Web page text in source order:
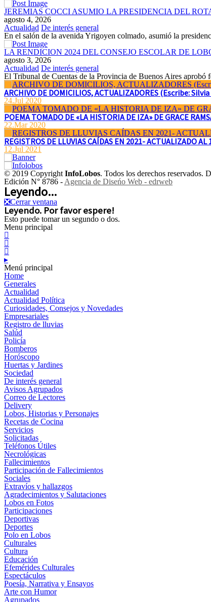
JEREMIAS COCCI ASUMIO LA PRESIDENCIA DEL
agosto 4, 2026
Actualidad De interés general
En el salón de la avenida Yrigoyen colmado, asumió la
LA RENDICION 2024 DEL CONSEJO ESCOLAR DE
agosto 3, 2026
Actualidad De interés general
El Tribunal de Cuentas de la Provincia de Buenos Aires
ARCHIVO DE DOMICILIOS, ACTUALIZADORES (Escribe:
24.Jul 2020
POEMA TOMADO DE «LA HISTORIA DE IZA» DE GRACE
22.Mar 2020
REGISTROS DE LLUVIAS CAÍDAS EN 2021- ACTUALIZADO AL
12.Jul 2021
© 2019 Copyright InfoLobos. Todos los derechos
Edición N° 8786 - Agencia de Diseńo Web - edrweb
Leyendo...
❎Cerrar ventana
Leyendo. Por favor espere!
Esto puede tomar un segundo o dos.
Menu principal



▸
Menú principal
Home
Generales
Actualidad
Actualidad Política
Curiosidades, Consejos y Novedades
Empresariales
Registro de lluvias
Salúd
Policía
Bomberos
Horóscopo
Huertas y Jardines
Sociedad
De interés general
Avisos Agrupados
Correo de Lectores
Delivery
Lobos, Historias y Personajes
Recetas de Cocina
Servicios
Solicitadas
Teléfonos Útiles
Necrológicas
Fallecimientos
Participación de Fallecimientos
Sociales
Extravíos y hallazgos
Agradecimientos y Salutaciones
Lobos en Fotos
Participaciones
Deportivas
Deportes
Polo en Lobos
Culturales
Cultura
Educación
Efemérides Culturales
Espectáculos
Poesía, Narrativa y Ensayos
Arte con Humor
Agrupados